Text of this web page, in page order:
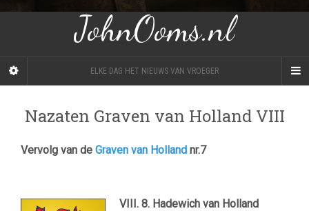
JohnOoms.nl
ELKE DAG HET NIEUWS VAN VROEGER
Nazaten Graven van Holland VIII
Vervolg van de Graven van Holland nr.7
VIII. 8. Hadewich van Holland